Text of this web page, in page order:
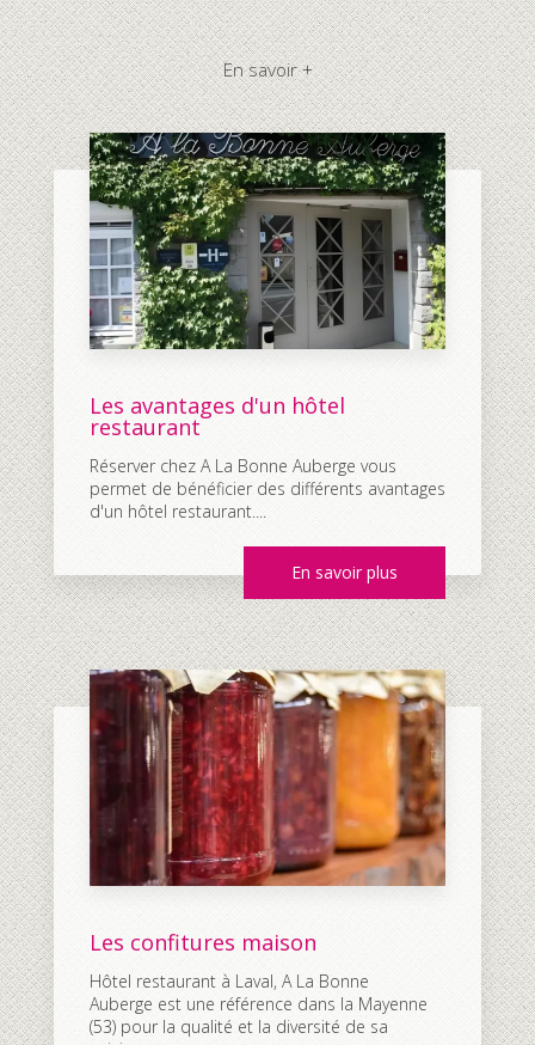
En savoir +
Les avantages d'un hôtel
restaurant
Réserver chez A La Bonne Auberge vous
permet de bénéficier des différents avantages
d'un hôtel restaurant....
En savoir plus
Les confitures maison
Hôtel restaurant à Laval, A La Bonne
Auberge est une référence dans la Mayenne
(53) pour la qualité et la diversité de sa